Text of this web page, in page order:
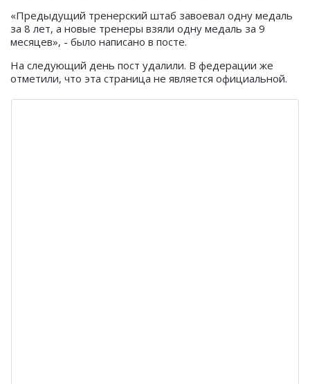
«Предыдущий тренерский штаб завоевал одну медаль
за 8 лет, а новые тренеры взяли одну медаль за 9
месяцев», - было написано в посте.
На следующий день пост удалили. В федерации же
отметили, что эта страница не является официальной.